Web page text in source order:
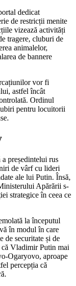
dedicat
de restricții menite
vizează activități
tragere, cluburi de
animalelor,
de bannere
vor fi
astfel încât
Ordinul
pentru locuitorii
președintelui rus
de vârf cu lideri
ale lui Putin. Însă,
Apărării s-
strategice în ceea ce
la începutul
în modul în care
de securitate și de
Vladimir Putin mai
Ogaryovo, aproape
percepția că